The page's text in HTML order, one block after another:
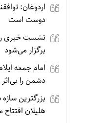
اردوغان:
دوست است
نشست خبری
برگزار می‌شود
امام جمعه
دشمن را
هلیلان